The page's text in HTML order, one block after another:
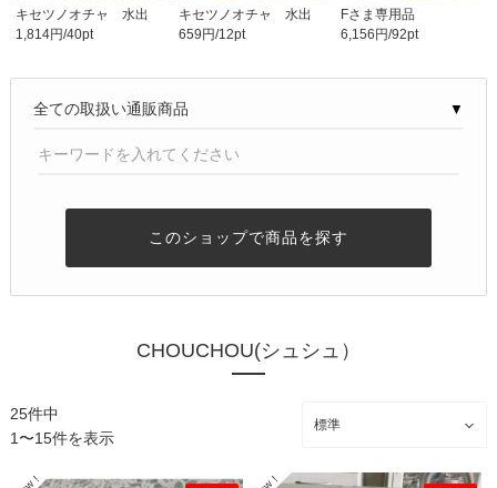
キセツノオチャ 水出
し紅茶 3種類セット
1,814円/40pt
キセツノオチャ 水出
し紅茶 マスカット..
659円/12pt
Fさま専用品
6,156円/92pt
▼
このショップで商品を探す
CHOUCHOU(シュシュ）
25件中
1〜15件を表示